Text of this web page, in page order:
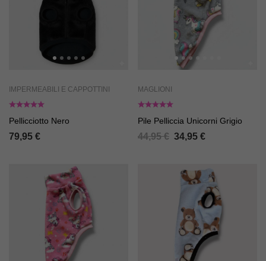
IMPERMEABILI E CAPPOTTINI
Pellicciotto Nero
79,95 €
MAGLIONI
Pile Pelliccia Unicorni Grigio
44,95€ 34,95 €